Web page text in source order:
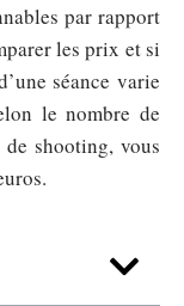
par rapport
les prix et si
séance varie
le nombre de
shooting, vous